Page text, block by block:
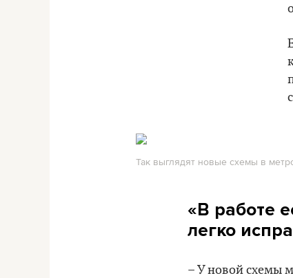
Так выглядят новые схемы в
«В работе
легко
– У новой схемы